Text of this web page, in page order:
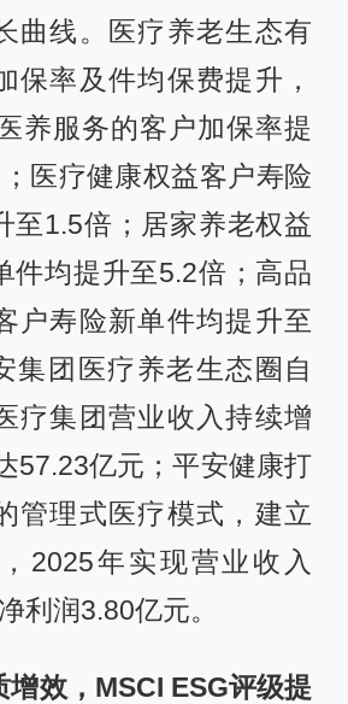
曲线。医疗养老生态有
保率及件均保费提升，
养服务的客户加保率提
医疗健康权益客户寿险
至1.5倍；居家养老权益
件均提升至5.2倍；高品
户寿险新单件均提升至
集团医疗养老生态圈自
疗集团营业收入持续增
57.23亿元；平安健康打
管理式医疗模式，建立
2025年实现营业收入
利润3.80亿元。
增效，MSCI ESG评级提